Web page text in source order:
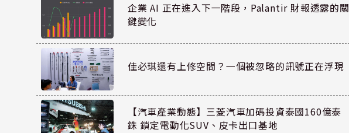
企業 AI 正在進入下一階段，Palantir 財報透露的關
鍵變化
佳必琪還有上修空間？一個被忽略的訊號正在浮現
【汽車產業動態】三菱汽車加碼投資泰國160億泰
銖 鎖定電動化SUV、皮卡出口基地